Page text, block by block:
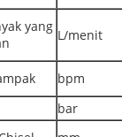
yang
L/menit
bpm
bar